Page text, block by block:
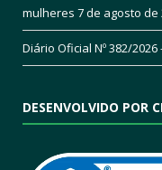
mulheres 7 de agosto de
Diário Oficial Nº 382/2026
DESENVOLVIDO POR